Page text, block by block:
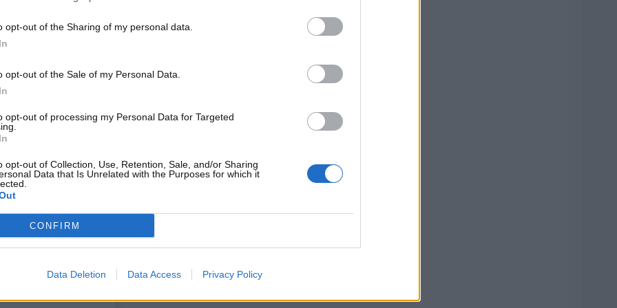
opt-out of the Sharing of my personal data.
opt-out of the Sale of my Personal Data.
opt-out of processing my Personal Data for Targeted
opt-out of Collection, Use, Retention, Sale, and/or Sharing
Data that Is Unrelated with the Purposes for which it
CONFIRM
Data Deletion Data Access Privacy Policy
e numeri
le normative ambientali dell’UE mettono
delle aziende cinesi e dai dazi americani che non
in alcuni casi e in altri devastante. Lo sa bene
di euro (e il vero imaptto deve ancora essere avvertito),
primi sei mesi .